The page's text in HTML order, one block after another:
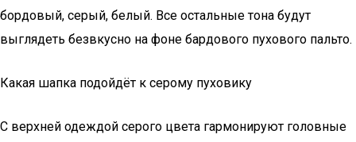
бордовый, серый, белый. Все остальные тона будут
выглядеть безвкусно на фоне бардового пухового пальто.
Какая шапка подойдёт к серому пуховику
С верхней одеждой серого цвета гармонируют головные